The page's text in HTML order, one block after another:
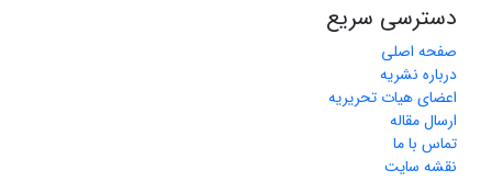
دسترسی سریع
صفحه اصلی
درباره نشریه
اعضای هیات تحریریه
ارسال مقاله
تماس با ما
نقشه سایت